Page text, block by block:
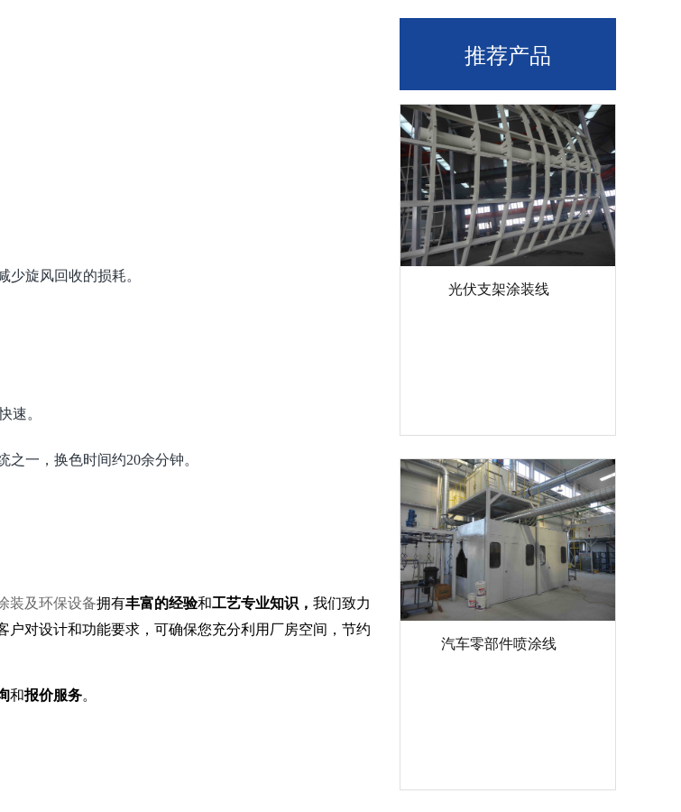
旋风回收的损耗。
速。
一，换色时间约20余分钟。
装及环保设备拥有丰富的经验和工艺专业知识， 我们致力
对设计和功能要求，可确保您充分利用厂房空间，节约
和报价服务。
推荐产品
光伏支架涂装线
汽车零部件喷涂线